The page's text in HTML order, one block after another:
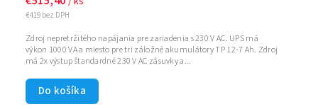
€419 bez DPH
Do košíka
Zdroj nepretržitého napájania pre zariadenia s 230 V AC. UPS má
výkon 1000 VA a miesto pre tri záložné akumulátory TP 12-7 Ah. Zdroj
má 2x výstup štandardné 230 V AC zásuvky a...